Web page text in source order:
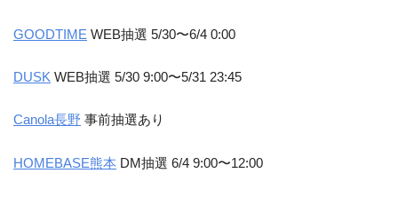
GOODTIME WEB抽選 5/30〜6/4 0:00
DUSK WEB抽選 5/30 9:00〜5/31 23:45
Canola長野 事前抽選あり
HOMEBASE熊本 DM抽選 6/4 9:00〜12:00